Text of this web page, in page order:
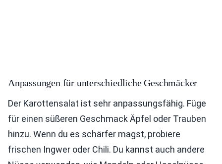
Anpassungen für unterschiedliche Geschmäcker
Der Karottensalat ist sehr anpassungsfähig. Füge
für einen süßeren Geschmack Äpfel oder Trauben
hinzu. Wenn du es schärfer magst, probiere
frischen Ingwer oder Chili. Du kannst auch andere